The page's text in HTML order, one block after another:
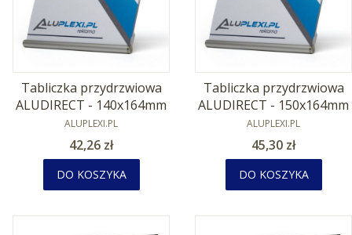
Tabliczka przydrzwiowa
ALUDIRECT - 140x164mm
PRODUCENT
ALUPLEXI.PL
Cena
42,26 zł
DO KOSZYKA
Tabliczka przydrzwiowa
ALUDIRECT - 150x164mm
PRODUCENT
ALUPLEXI.PL
Cena
45,30 zł
DO KOSZYKA